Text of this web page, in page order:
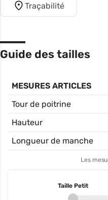
Traçabilité
Guide des tailles
MESURES ARTICLES
Tour de poitrine
Hauteur
Longueur de manche
Les
Taille Petit